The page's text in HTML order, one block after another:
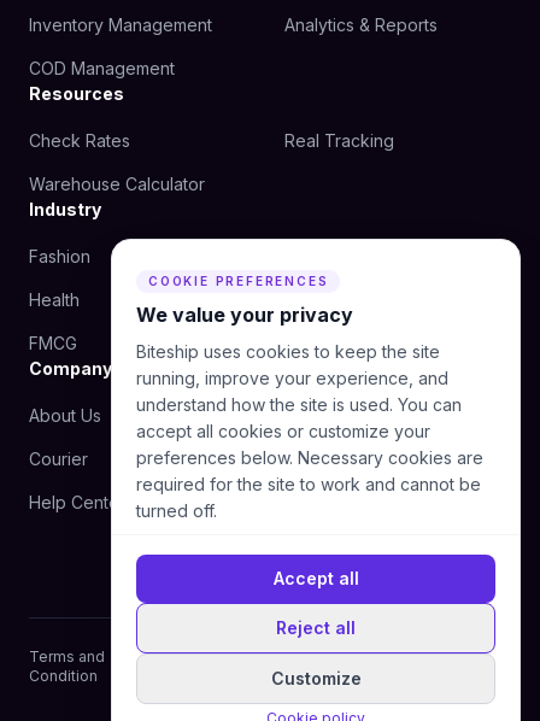
Inventory Management Analytics & Reports
COD Management
Resources
Check Rates Real Tracking
Warehouse Calculator
Industry
Fashion
Health
FMCG
Company
About Us Blog
Courier Contact Us
Help Center
Terms and
Condition
Privacy
Cookie
Policy
Manage cookie
preferences
COOKIE PREFERENCES
We value your privacy
Biteship uses cookies to keep the site
running, improve your experience, and
understand how the site is used. You can
accept all cookies or customize your
preferences below. Necessary cookies are
required for the site to work and cannot be
turned off.
Accept all
Reject all
Customize